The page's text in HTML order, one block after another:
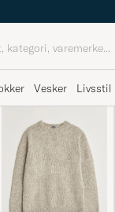
Vesker Livsstil